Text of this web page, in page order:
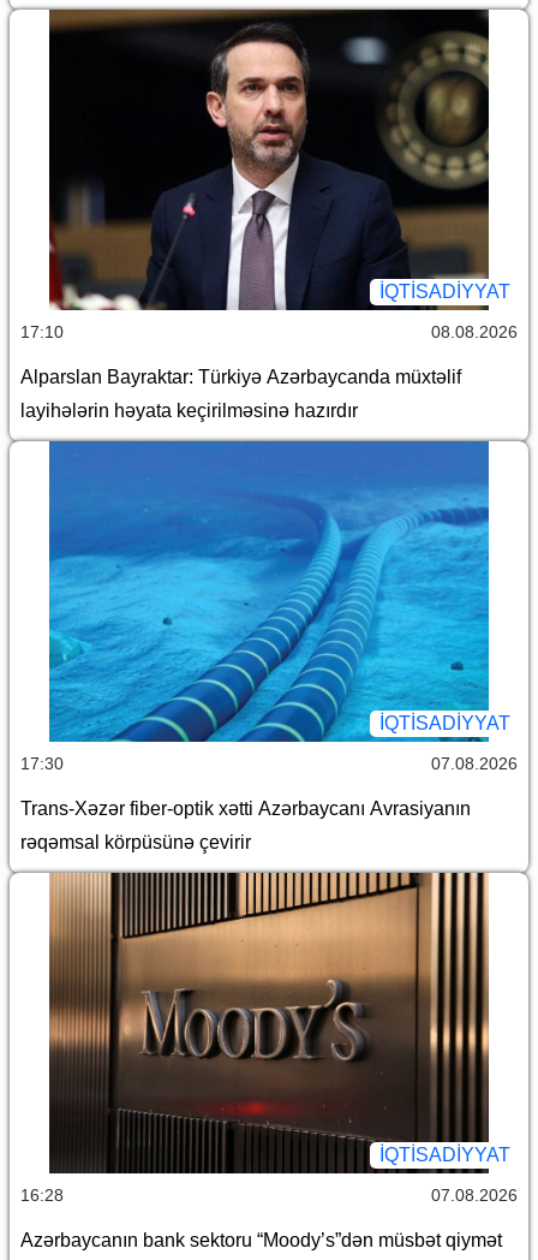
İQTİSADİYYAT
17:10 08.08.2026
Alparslan Bayraktar: Türkiyə Azərbaycanda müxtəlif
layihələrin həyata keçirilməsinə hazırdır
İQTİSADİYYAT
17:30 07.08.2026
Trans-Xəzər fiber-optik xətti Azərbaycanı Avrasiyanın
rəqəmsal körpüsünə çevirir
İQTİSADİYYAT
16:28 07.08.2026
Azərbaycanın bank sektoru “Moody’s”dən müsbət qiymət